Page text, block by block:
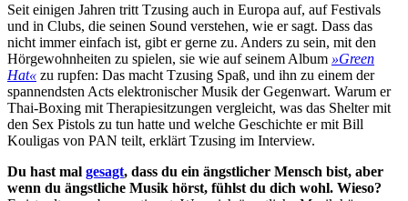
Seit einigen Jahren tritt Tzusing auch in Europa auf, auf Festivals
und in Clubs, die seinen Sound verstehen, wie er sagt. Dass das
nicht immer einfach ist, gibt er gerne zu. Anders zu sein, mit den
Hörgewohnheiten zu spielen, sie wie auf seinem Album »Green
Hat« zu rupfen: Das macht Tzusing Spaß, und ihn zu einem der
spannendsten Acts elektronischer Musik der Gegenwart. Warum er
Thai-Boxing mit Therapiesitzungen vergleicht, was das Shelter mit
den Sex Pistols zu tun hatte und welche Geschichte er mit Bill
Kouligas von PAN teilt, erklärt Tzusing im Interview.
Du hast mal gesagt, dass du ein ängstlicher Mensch bist, aber
wenn du ängstliche Musik hörst, fühlst du dich wohl. Wieso?